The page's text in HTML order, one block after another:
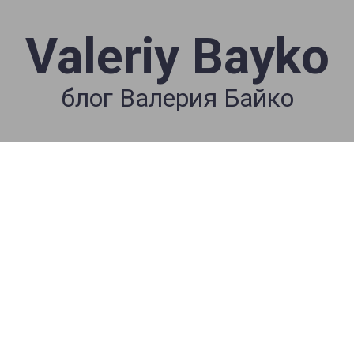
Valeriy Bayko
блог Валерия Байко